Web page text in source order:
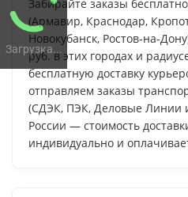
Загрузка...
Забирайте заказы
(Армавир, Краснодар,
Новокубанск, Ростов-на-
руб. в этих городах и
бесплатную доставку
отправляем заказы
(СДЭК, ПЭК, Деловые Линии
России — стоимость
индивидуально и